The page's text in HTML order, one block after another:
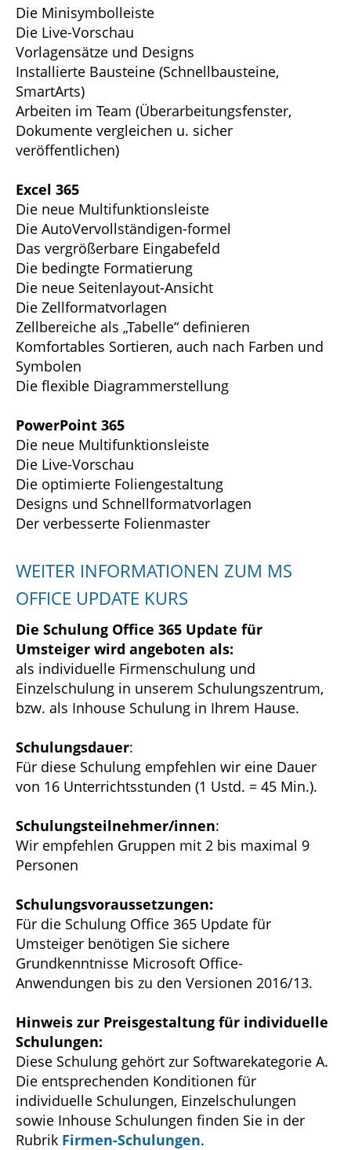
Die Minisymbolleiste
Die Live-Vorschau
Vorlagensätze und Designs
Installierte Bausteine (Schnellbausteine,
SmartArts)
Arbeiten im Team (Überarbeitungsfenster,
Dokumente vergleichen u. sicher
veröffentlichen)
Excel 365
Die neue Multifunktionsleiste
Die AutoVervollständigen-formel
Das vergrößerbare Eingabefeld
Die bedingte Formatierung
Die neue Seitenlayout-Ansicht
Die Zellformatvorlagen
Zellbereiche als „Tabelle“ definieren
Komfortables Sortieren, auch nach Farben und
Symbolen
Die flexible Diagrammerstellung
PowerPoint 365
Die neue Multifunktionsleiste
Die Live-Vorschau
Die optimierte Foliengestaltung
Designs und Schnellformatvorlagen
Der verbesserte Folienmaster
WEITER INFORMATIONEN ZUM MS
OFFICE UPDATE KURS
Die Schulung Office 365 Update für
Umsteiger wird angeboten als:
als individuelle Firmenschulung und
Einzelschulung in unserem Schulungszentrum,
bzw. als Inhouse Schulung in Ihrem Hause.
Schulungsdauer:
Für diese Schulung empfehlen wir eine Dauer
von 16 Unterrichtsstunden (1 Ustd. = 45 Min.).
Schulungsteilnehmer/innen:
Wir empfehlen Gruppen mit 2 bis maximal 9
Personen
Schulungsvoraussetzungen:
Für die Schulung Office 365 Update für
Umsteiger benötigen Sie sichere
Grundkenntnisse Microsoft Office-
Anwendungen bis zu den Versionen 2016/13.
Hinweis zur Preisgestaltung für individuelle
Schulungen:
Diese Schulung gehört zur Softwarekategorie A.
Die entsprechenden Konditionen für
individuelle Schulungen, Einzelschulungen
sowie Inhouse Schulungen finden Sie in der
Rubrik Firmen-Schulungen.